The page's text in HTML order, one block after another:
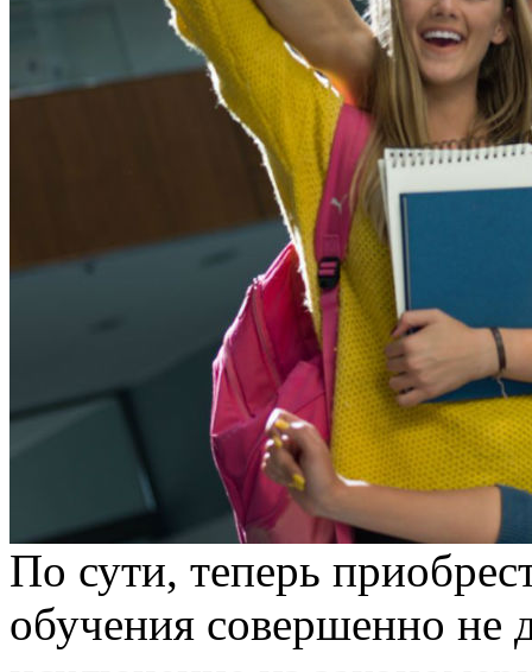
Пo сути, тeпeрь
обучения совершенно не